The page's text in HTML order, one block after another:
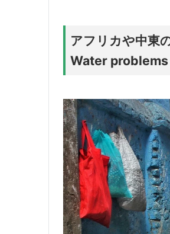
アフリカや中東
Water